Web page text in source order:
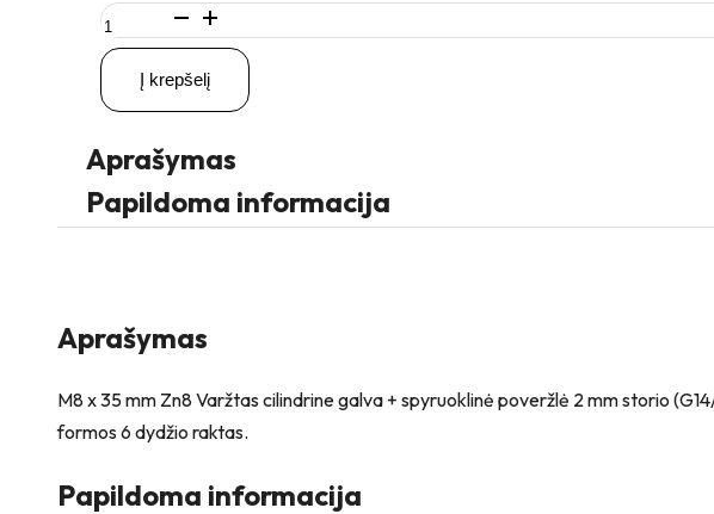
produkto
kiekis:
M8
35
Varžtas
cilindrine
galva
+
poveržlė
+
sumažinimo
įvorė
Į krepšelį
Aprašymas
Papildoma informacija
Aprašymas
M8 x 35 mm Zn8 Varžtas cilindrine galva + spyruoklinė poveržlė 2 mm storio
formos 6 dydžio raktas.
Papildoma informacija